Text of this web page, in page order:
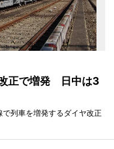
正で増発 日中は3
列車を増発するダイヤ改正